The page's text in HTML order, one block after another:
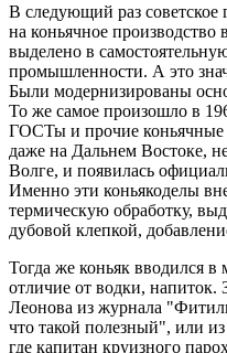
В следующий раз советское
на коньячное производство
выделено в
промышленности. А это
Были модернизированы
То же самое произошло в
ГОСТы и прочие коньячные
даже на Дальнем Востоке,
Волге, и появилась
Именно эти коньякоделы
термическую обработку,
дубовой клепкой,
Тогда же коньяк вводился
отличие от водки, напиток.
Леонова из журнала
что такой полезный", или
где капитан круизного